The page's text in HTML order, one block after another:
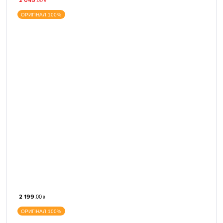
ОРИГІНАЛ 100%
2 199. 00 ₴
ОРИГІНАЛ 100%